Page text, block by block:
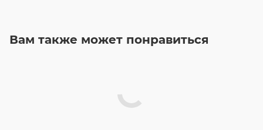
Вам также может понравиться